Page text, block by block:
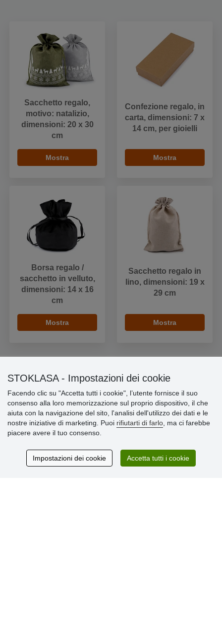
Sacchetto regalo,
motivo: natalizio,
dimensioni: 20 x 30
cm
Mostra
Confezione regalo, in
carta, dimensioni: 7 x
14 cm, per gioielli
Mostra
Borsa regalo /
sacchetto in velluto,
dimensioni: 14 x 16
cm
Mostra
Sacchetto regalo in
lino, dimensioni: 19 x
29 cm
Mostra
» Impostazioni dei cookie
» Termini & Condizioni
» Informativa sulla Privacy
» Consegna e pagamento
» Programma fedeltà
STOKLASA - Impostazioni dei cookie
Facendo clic su "Accetta tutti i cookie", l’utente fornisce il suo
consenso alla loro memorizzazione sul proprio dispositivo, il che
aiuta con la navigazione del sito, l'analisi dell'utilizzo dei dati e le
nostre iniziative di marketing. Puoi rifiutarti di farlo , ma ci farebbe
piacere avere il tuo consenso.
Impostazioni dei cookie Accetta tutti i cookie